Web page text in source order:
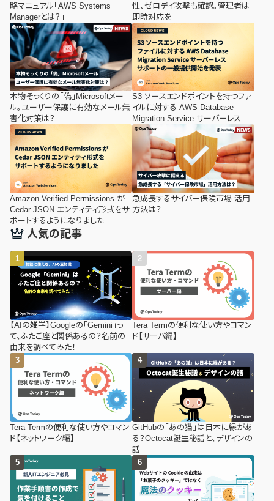
略マニュアル「AWS Systems
Managerとは？」
性、ゼロデイ攻撃も確認。管理者は
即時対応を
本物そっくりの「偽」Microsoftメー
ル。ユーザー保護に有効なメール無
害化対策は？
S3 ソースエンドポイントを持つファ
イルに対する AWS Database
Migration Service サーバーレスサ
ポートの一般提供開始を発表
Amazon Verified Permissions が
Cedar JSON エンティティ形式をサ
ポートするようになりました
急成長するサイバー保険市場 活用
方法は？
人気の記事
【AIの雑学】Googleの「Gemini」っ
て、ふたご座と関係あるの？名前の
由来を調べてみた！
Tera Termの便利な使い方やコマン
ド【サーバ編】
Tera Termの便利な使い方やコマン
ド【ネットワーク編】
GitHubの「あの猫」は日本に縁があ
る？Octocat誕生秘話と、デザインの
話